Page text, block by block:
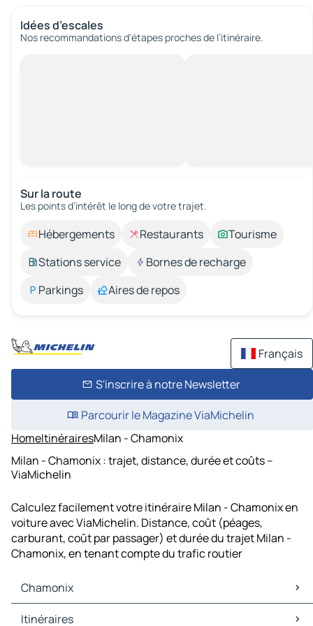
Idées d’escales
Nos recommandations d'étapes proches de l’itinéraire.
Sur la route
Les points d’intérêt le long de votre trajet.
Hébergements Restaurants
Tourisme
Stations service
Bornes de recharge
Parkings
Aires de repos
Français
S'inscrire à notre Newsletter
Parcourir le Magazine ViaMichelin
HomeItinérairesMilan - Chamonix
Milan - Chamonix : trajet, distance, durée et coûts –
ViaMichelin
Calculez facilement votre itinéraire Milan - Chamonix en
voiture avec ViaMichelin. Distance, coût (péages,
carburant, coût par passager) et durée du trajet Milan -
Chamonix, en tenant compte du trafic routier
Chamonix
Chamonix Cartes et plans
Itinéraires